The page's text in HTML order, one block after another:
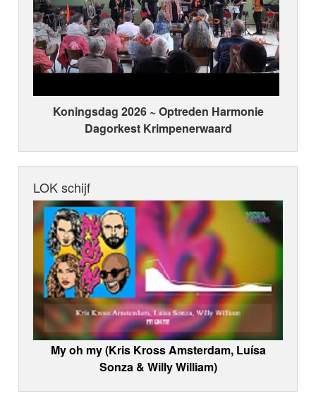
Koningsdag 2026 ~ Optreden Harmonie
Dagorkest Krimpenerwaard
LOK schijf
My oh my (Kris Kross Amsterdam, Luísa
Sonza & Willy William)